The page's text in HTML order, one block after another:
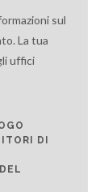
sul
La tua
uffici
DI